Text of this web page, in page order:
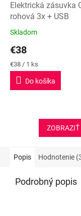
Elektrická zásuvka
rohová 3x + USB
Priemerné
produktu
je
5,0
5
Skladom
€38
Jednotková
cena:
€38 / 1 ks
Do košíka
ZOBRAZIŤ
Popis Hodnotenie
Podrobný popis